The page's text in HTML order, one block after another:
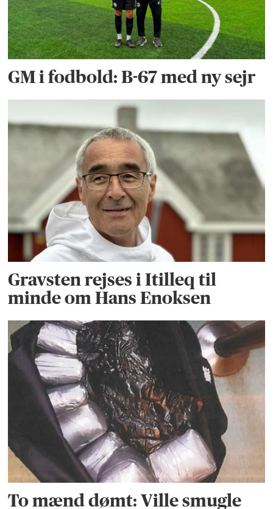
GM i fodbold: B-67 med ny sejr
Gravsten rejses i Itilleq til
minde om Hans Enoksen
To mænd dømt: Ville smugle